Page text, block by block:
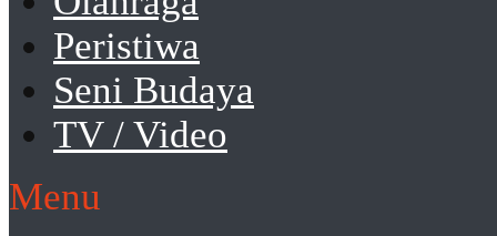
Peristiwa
Seni Budaya
TV / Video
Menu